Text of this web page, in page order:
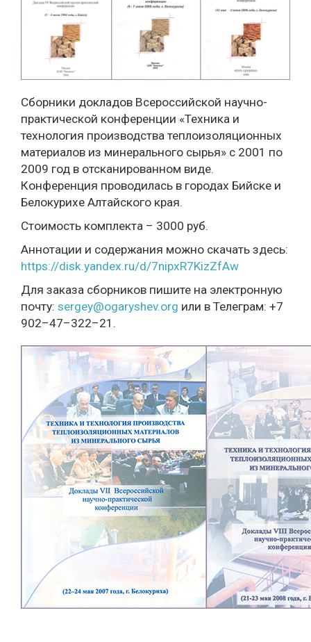
Сборники докладов Всероссийской научно-
практической конференции «Техника и
технология производства теплоизоляционных
материалов из минерального сырья» с 2001 по
2009 год в отсканированном виде.
Конференция проводилась в городах Бийске и
Белокурихе Алтайского края.
Стоимость комплекта – 3000 руб.
Аннотации и содержания можно скачать здесь:
https://disk.yandex.ru/d/7nipxR7KizZfAw
Для заказа сборников пишите на электронную
почту: sergey@ogaryshev.org или в Телеграм: +7
902–47–322–21.